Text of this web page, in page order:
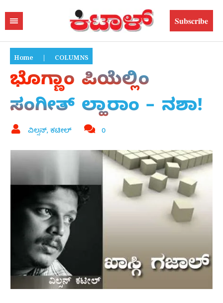
Subscribe
Home | COLUMNS
ಭೊಗ್ಣಾಂ ಪಿಯೆಲ್ಲಿಂ
ಸಂಗೀತ್ ಲ್ಹಾರಾಂ – ನಶಾ!
ವಿಲ್ಸನ್, ಕಟೀಲ್ 0